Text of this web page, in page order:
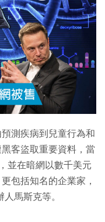
測疾病到兒童行為和
客盜取重要資料，當
並在暗網以數千美元
包括知名的企業家，
馬斯克等。